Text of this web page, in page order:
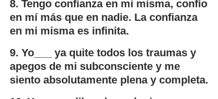
8. Tengo confianza en mi misma, confío
en mí más que en nadie. La confianza
en mi misma es infinita.
9. Yo___ ya quite todos los traumas y
apegos de mi subconsciente y me
siento absolutamente plena y completa.